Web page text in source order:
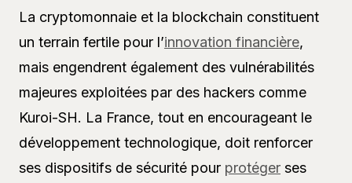
La cryptomonnaie et la blockchain constituent
un terrain fertile pour l’innovation financière,
mais engendrent également des vulnérabilités
majeures exploitées par des hackers comme
Kuroi-SH. La France, tout en encourageant le
développement technologique, doit renforcer
ses dispositifs de sécurité pour protéger ses